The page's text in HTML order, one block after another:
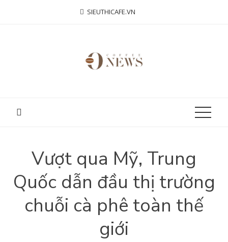
SIEUTHICAFE.VN
Vượt qua Mỹ, Trung
Quốc dẫn đầu thị trường
chuỗi cà phê toàn thế
giới